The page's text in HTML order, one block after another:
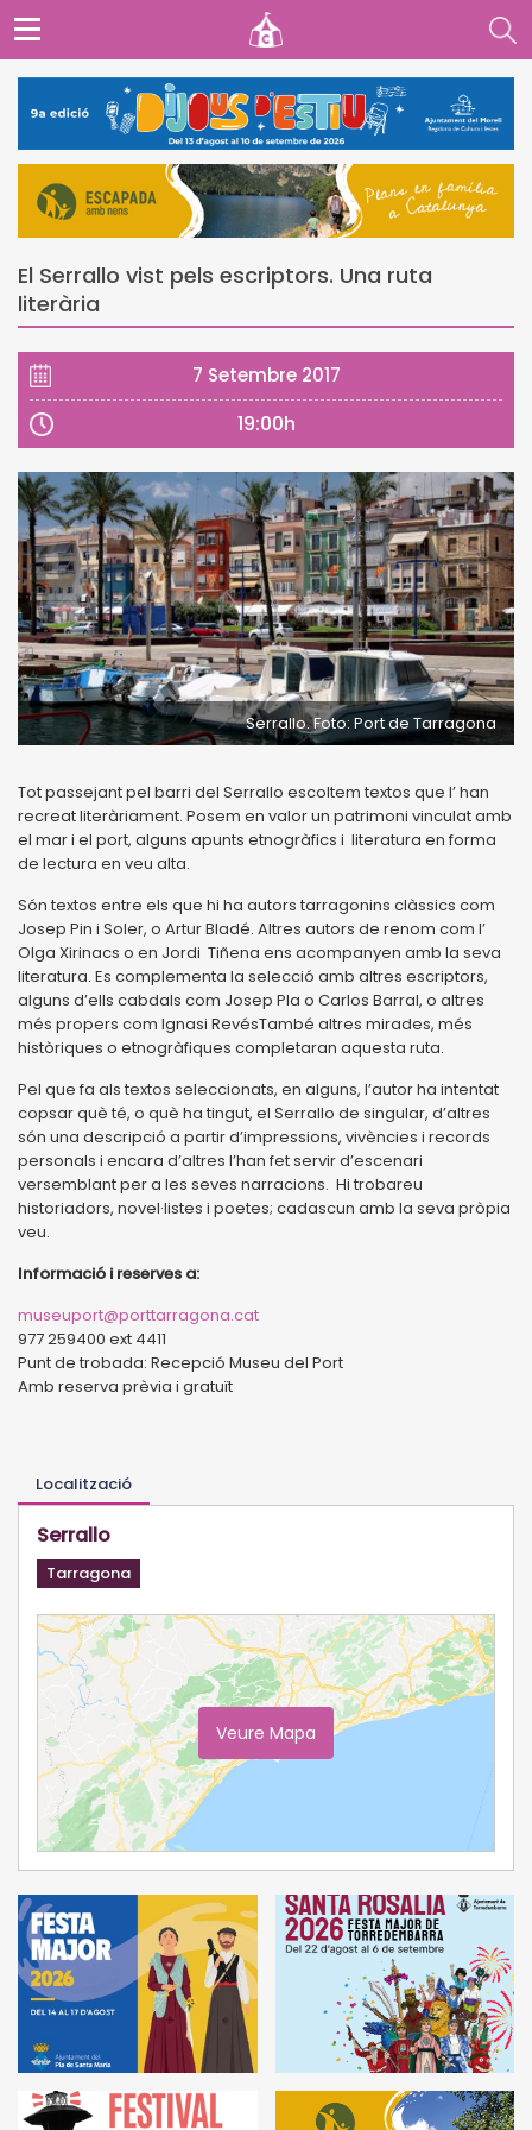
El Serrallo vist pels escriptors. Una ruta
literària
7 Setembre 2017
19:00h
Serrallo. Foto: Port de Tarragona
Tot passejant pel barri del Serrallo escoltem textos que l’ han
recreat literàriament. Posem en valor un patrimoni vinculat amb
el mar i el port, alguns apunts etnogràfics i literatura en forma
de lectura en veu alta.
Són textos entre els que hi ha autors tarragonins clàssics com
Josep Pin i Soler, o Artur Bladé. Altres autors de renom com l’
Olga Xirinacs o en Jordi Tiñena ens acompanyen amb la seva
literatura. Es complementa la selecció amb altres escriptors,
alguns d’ells cabdals com Josep Pla o Carlos Barral, o altres
més propers com Ignasi RevésTambé altres mirades, més
històriques o etnogràfiques completaran aquesta ruta.
Pel que fa als textos seleccionats, en alguns, l’autor ha intentat
copsar què té, o què ha tingut, el Serrallo de singular, d’altres
són una descripció a partir d’impressions, vivències i records
personals i encara d’altres l’han fet servir d’escenari
versemblant per a les seves narracions. Hi trobareu
historiadors, novel·listes i poetes; cadascun amb la seva pròpia
veu.
Informació i reserves a:
museuport@porttarragona.cat
977 259400 ext 4411
Punt de trobada: Recepció Museu del Port
Amb reserva prèvia i gratuït
Localització
Serrallo
Tarragona
Veure Mapa